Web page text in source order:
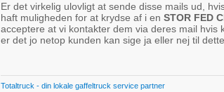
Er det virkelig ulovligt at sende disse mails ud,
haft muligheden for at krydse af i en STOR FED
acceptere at vi kontakter dem via deres mail hvis
er det jo netop kunden kan sige ja eller nej til dette.
Totaltruck - din lokale gaffeltruck service partner